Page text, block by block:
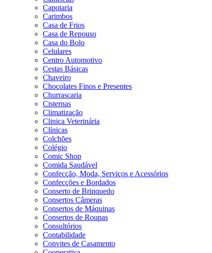
Capotaria
Carimbos
Casa de Frios
Casa de Repouso
Casa do Bolo
Celulares
Centro Automotivo
Cestas Básicas
Chaveiro
Chocolates Finos e Presentes
Churrascaria
Cisternas
Climatização
Clinica Veterinária
Clínicas
Colchões
Colégio
Comic Shop
Comida Saudável
Confecção, Moda, Serviços e Acessórios
Confecções e Bordados
Conserto de Brinquedo
Consertos Câmeras
Consertos de Máquinas
Consertos de Roupas
Consultórios
Contabilidade
Convites de Casamento